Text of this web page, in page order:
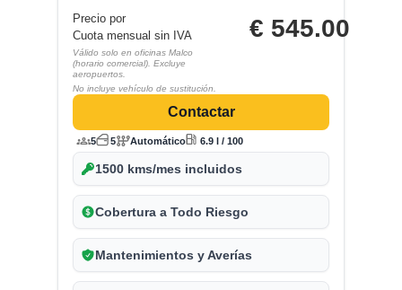
Precio por
Cuota mensual sin IVA
Válido solo en oficinas Malco
(horario comercial). Excluye
aeropuertos.
No incluye vehículo de sustitución.
€ 545.00
Contactar
5 5 Automático 6.9 l / 100
1500 kms/mes incluidos
Cobertura a Todo Riesgo
Mantenimientos y Averías